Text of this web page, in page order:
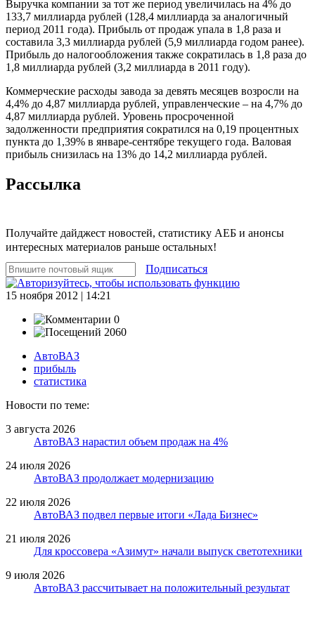
Выручка компании за тот же период увеличилась на 4% до
133,7 миллиарда рублей (128,4 миллиарда за аналогичный
период 2011 года). Прибыль от продаж упала в 1,8 раза и
составила 3,3 миллиарда рублей (5,9 миллиарда годом ранее).
Прибыль до налогообложения также сократилась в 1,8 раза до
1,8 миллиарда рублей (3,2 миллиарда в 2011 году).
Коммерческие расходы завода за девять месяцев возросли на
4,4% до 4,87 миллиарда рублей, управленческие – на 4,7% до
4,87 миллиарда рублей. Уровень просроченной
задолженности предприятия сократился на 0,19 процентных
пункта до 1,39% в январе-сентябре текущего года. Валовая
прибыль снизилась на 13% до 14,2 миллиарда рублей.
Рассылка
Получайте дайджест новостей, статистику АЕБ и анонсы
интересных материалов раньше остальных!
Подписаться
15 ноября 2012 | 14:21
0
2060
АвтоВАЗ
прибыль
статистика
Новости по теме:
3 августа 2026
АвтоВАЗ нарастил объем продаж на 4%
24 июля 2026
АвтоВАЗ продолжает модернизацию
22 июля 2026
АвтоВАЗ подвел первые итоги «Лада Бизнес»
21 июля 2026
Для кроссовера «Азимут» начали выпуск светотехники
9 июля 2026
АвтоВАЗ рассчитывает на положительный результат